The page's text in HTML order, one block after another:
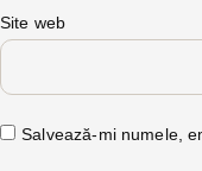
Site web
Salvează-mi numele,